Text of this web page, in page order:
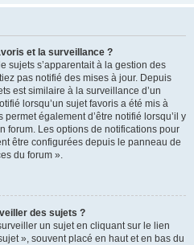
et la surveillance ?
sujets s’apparentait à la gestion des
pas notifié des mises à jour. Depuis
est similaire à la surveillance d’un
lorsqu’un sujet favoris a été mis à
également d’être notifié lorsqu’il y
forum. Les options de notifications pour
être configurées depuis le panneau de
du forum ».
des sujets ?
un sujet en cliquant sur le lien
», souvent placé en haut et en bas du